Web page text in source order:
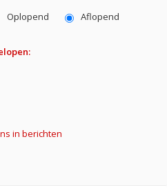
Oplopend
Aflopend
in berichten